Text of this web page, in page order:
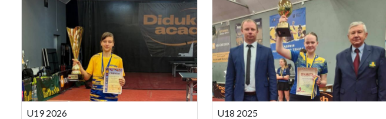
U19 2026 U18 2025